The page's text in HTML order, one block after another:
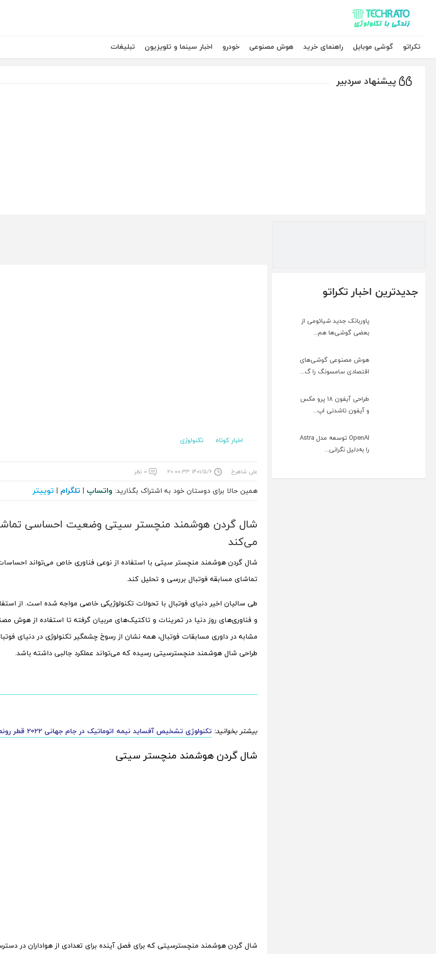
تکراتو – زندگی با تکنولوژی
تکراتو
گوشی موبایل راهنمای خرید هوش مصنوعی خودرو اخبار سینما و تلویزیون تبلیغات
پیشنهاد سردبیر
جدیدترین اخبار تکراتو
پاوربانک جدید شیائومی از
بعضی گوشی‌ها هم...
هوش مصنوعی گوشی‌های
اقتصادی سامسونگ را گ...
طراحی آیفون ۱۸ پرو مکس
و آیفون تاشدنی اپ...
OpenAI توسعه مدل Astra
را به‌دلیل نگرانی...
اخبار کوتاه تکنولوژی
علی شاهرخ ۱۴۰۱/۵/۶ ۲۰:۰۰:۳۳ ۰ نظر
همین حالا برای دوستان خود به اشتراک بگذارید: واتساپ | تلگرام | توییتر
شال گردن هوشمند منچستر سیتی وضعیت احساسی
می‌کند
شال گردن هوشمند منچستر سیتی با استفاده از نوعی فناوری خاص می‌تواند احساسات
تماشای مسابقه فوتبال بررسی و تحلیل کند.
طی سالیان اخیر دنیای فوتبال با تحولات تکنولوژیکی خاصی مواجه شده است. از
و فناوری‌های روز دنیا در تمرینات و تاکتیک‌های مربیان گرفته تا استفاده از هوش
مشابه در داوری مسابقات فوتبال، همه نشان از رسوخ چشمگیر تکنولوژی در دنیای
طراحی شال هوشمند منچسترسیتی رسیده که می‌تواند عملکرد جالبی داشته باشد.
بیشتر بخوانید: تکنولوژی تشخیص آفساید نیمه اتوماتیک در جام جهانی 2022 قطر رونمایی می‌شود
شال گردن هوشمند منچستر سیتی
شال گردن هوشمند منچسترسیتی که برای فصل آینده برای تعدادی از هواداران در